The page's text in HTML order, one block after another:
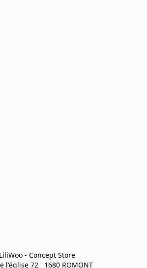
LiliWoo - Concept Store
l'église 72   1680 ROMONT